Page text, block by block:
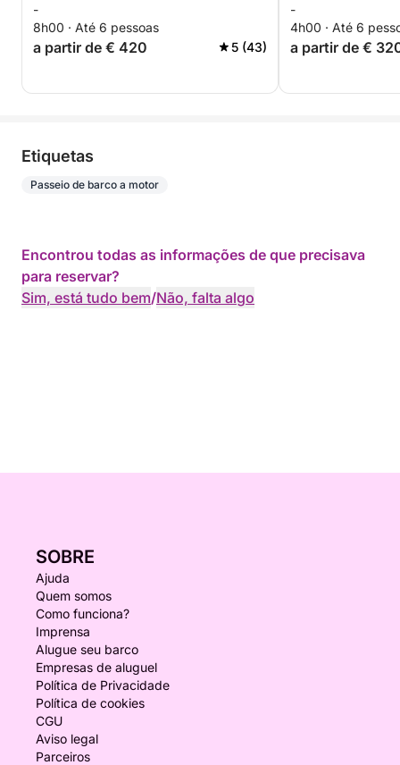
-
8h00 · Até 6 pessoas
a partir de € 420 5 (43)
-
4h00 · Até 6
a partir de €
Etiquetas
Passeio de barco a motor
Encontrou todas as informações de que precisava
para reservar?
Sim, está tudo bem/Não, falta algo
SOBRE
Ajuda
Quem somos
Como funciona?
Imprensa
Alugue seu barco
Empresas de aluguel
Política de Privacidade
Política de cookies
CGU
Aviso legal
Parceiros